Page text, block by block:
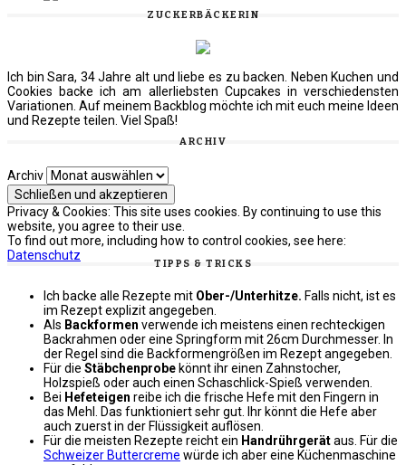
ZUCKERBÄCKERIN
Ich bin Sara, 34 Jahre alt und liebe es zu backen. Neben Kuchen und
Cookies backe ich am allerliebsten Cupcakes in verschiedensten
Variationen. Auf meinem Backblog möchte ich mit euch meine Ideen
und Rezepte teilen. Viel Spaß!
ARCHIV
Archiv
Privacy & Cookies: This site uses cookies. By continuing to use this
website, you agree to their use.
To find out more, including how to control cookies, see here:
Datenschutz
TIPPS & TRICKS
Ich backe alle Rezepte mit Ober-/Unterhitze. Falls nicht, ist es
im Rezept explizit angegeben.
Als Backformen verwende ich meistens einen rechteckigen
Backrahmen oder eine Springform mit 26cm Durchmesser. In
der Regel sind die Backformengrößen im Rezept angegeben.
Für die Stäbchenprobe könnt ihr einen Zahnstocher,
Holzspieß oder auch einen Schaschlick-Spieß verwenden.
Bei Hefeteigen reibe ich die frische Hefe mit den Fingern in
das Mehl. Das funktioniert sehr gut. Ihr könnt die Hefe aber
auch zuerst in der Flüssigkeit auflösen.
Für die meisten Rezepte reicht ein Handrührgerätaus. Für die
Schweizer Buttercreme würde ich aber eine Küchenmaschine